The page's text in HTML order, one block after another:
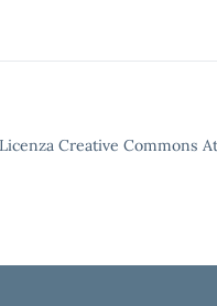
Creative Commons